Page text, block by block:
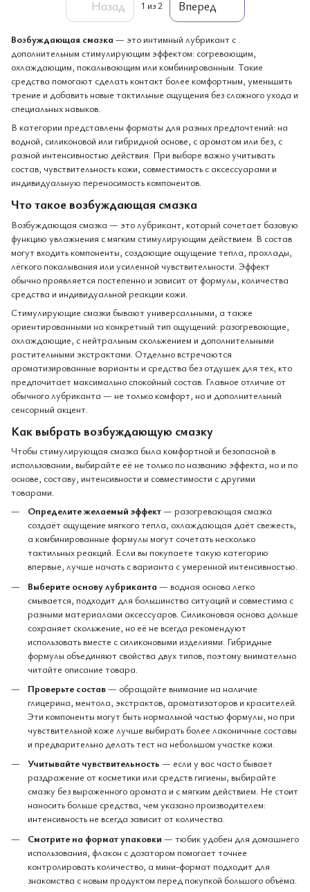
Назад 1 из 2 Вперед
Возбуждающая смазка — это интимный лубрикант с
дополнительным стимулирующим эффектом: согревающим,
охлаждающим, покалывающим или комбинированным. Такие
средства помогают сделать контакт более комфортным, уменьшить
трение и добавить новые тактильные ощущения без сложного ухода и
специальных навыков.
В категории представлены форматы для разных предпочтений: на
водной, силиконовой или гибридной основе, с ароматом или без, с
разной интенсивностью действия. При выборе важно учитывать
состав, чувствительность кожи, совместимость с аксессуарами и
индивидуальную переносимость компонентов.
Что такое возбуждающая смазка
Возбуждающая смазка — это лубрикант, который сочетает базовую
функцию увлажнения с мягким стимулирующим действием. В состав
могут входить компоненты, создающие ощущение тепла, прохлады,
лёгкого покалывания или усиленной чувствительности. Эффект
обычно проявляется постепенно и зависит от формулы, количества
средства и индивидуальной реакции кожи.
Стимулирующие смазки бывают универсальными, а также
ориентированными на конкретный тип ощущений: разогревающие,
охлаждающие, с нейтральным скольжением и дополнительными
растительными экстрактами. Отдельно встречаются
ароматизированные варианты и средства без отдушек для тех, кто
предпочитает максимально спокойный состав. Главное отличие от
обычного лубриканта — не только комфорт, но и дополнительный
сенсорный акцент.
Как выбрать возбуждающую смазку
Чтобы стимулирующая смазка была комфортной и безопасной в
использовании, выбирайте её не только по названию эффекта, но и по
основе, составу, интенсивности и совместимости с другими
товарами.
Определите желаемый эффект— разогревающая смазка
создаёт ощущение мягкого тепла, охлаждающая даёт свежесть,
а комбинированные формулы могут сочетать несколько
тактильных реакций. Если вы покупаете такую категорию
впервые, лучше начать с варианта с умеренной интенсивностью.
Выберите основу лубриканта — водная основа легко
смывается, подходит для большинства ситуаций и совместима с
разными материалами аксессуаров. Силиконовая основа дольше
сохраняет скольжение, но её не всегда рекомендуют
использовать вместе с силиконовыми изделиями. Гибридные
формулы объединяют свойства двух типов, поэтому внимательно
читайте описание товара.
Проверьте состав— обращайте внимание на наличие
глицерина, ментола, экстрактов, ароматизаторов и красителей.
Эти компоненты могут быть нормальной частью формулы, но при
чувствительной коже лучше выбирать более лаконичные составы
и предварительно делать тест на небольшом участке кожи.
Учитывайте чувствительность — если у вас часто бывает
раздражение от косметики или средств гигиены, выбирайте
смазку без выраженного аромата и с мягким действием. Не стоит
наносить больше средства, чем указано производителем:
интенсивность не всегда зависит от количества.
Смотрите на формат упаковки — тюбик удобен для домашнего
использования, флакон с дозатором помогает точнее
контролировать количество, а мини-формат подходит для
знакомства с новым продуктом перед покупкой большого объёма.